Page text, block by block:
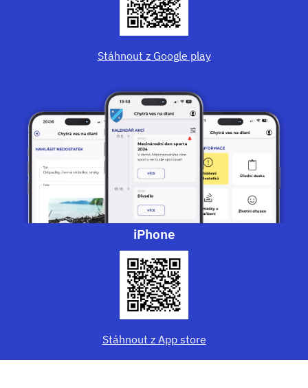
Stáhnout z Google play
iPhone
Stáhnout z App store